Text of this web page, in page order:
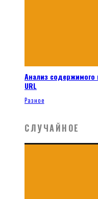
Анализ содержимого
URL
Разное
СЛУЧАЙНОЕ